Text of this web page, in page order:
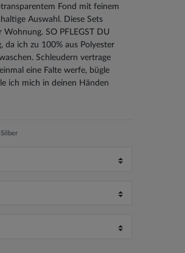
Fond mit feinem
Auswahl. Diese Sets
SO PFLEGST DU
ich zu 100% aus Polyester
Schleudern vertrage
eine Falte werfe, bügle
ich mich in deinen Händen
Silber